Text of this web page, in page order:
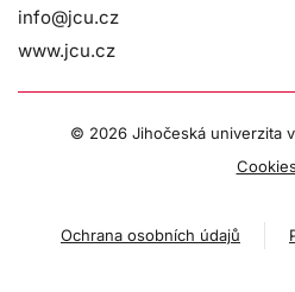
info@jcu.cz
www.jcu.cz
© 2026 Jihočeská univerzita
Ochrana osobních údajů